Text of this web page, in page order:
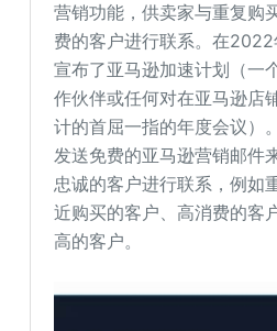
营销功能，供卖家与重复购
费的客户进行联系。在
宣布了亚马逊加速计划（一
作伙伴或任何对在亚马逊店
计的首屈一指的年度会议）
发送免费的亚马逊营销邮件
忠诚的客户进行联系，例如
近购买的客户、高消费的客
高的客户。